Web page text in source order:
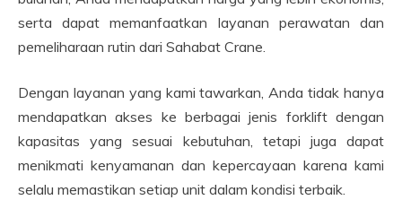
serta dapat memanfaatkan layanan perawatan dan
pemeliharaan rutin dari Sahabat Crane.
Dengan layanan yang kami tawarkan, Anda tidak hanya
mendapatkan akses ke berbagai jenis forklift dengan
kapasitas yang sesuai kebutuhan, tetapi juga dapat
menikmati kenyamanan dan kepercayaan karena kami
selalu memastikan setiap unit dalam kondisi terbaik.